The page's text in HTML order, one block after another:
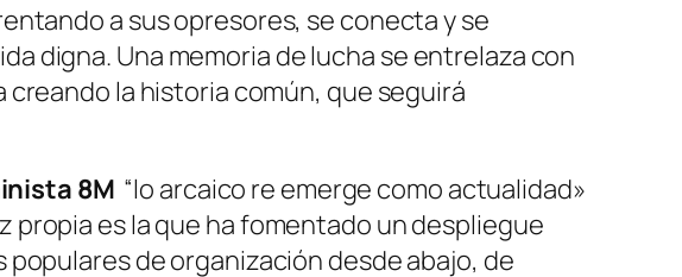
a sus opresores, se conecta y se
digna. Una memoria de lucha se entrelaza con
la historia común, que seguirá
8M “lo arcaico re emerge como actualidad»
propia es la que ha fomentado un despliegue
de organización desde abajo, de